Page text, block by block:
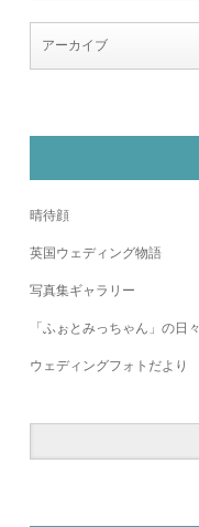
晴待顔
英国ウェディング物語
写真集ギャラリー
「ふぉとみっちゃん」の日々
ウェディングフォトだより